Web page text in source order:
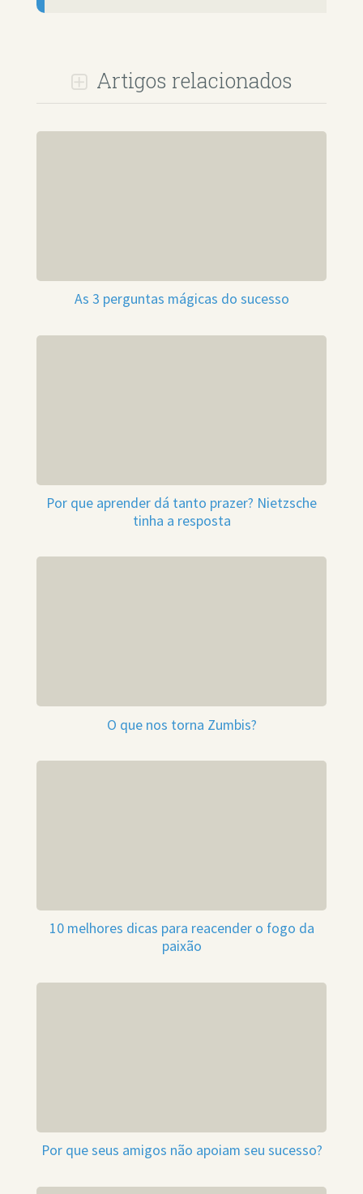
Artigos relacionados
As 3 perguntas mágicas do sucesso
Por que aprender dá tanto prazer? Nietzsche
tinha a resposta
O que nos torna Zumbis?
10 melhores dicas para reacender o fogo da
paixão
Por que seus amigos não apoiam seu sucesso?